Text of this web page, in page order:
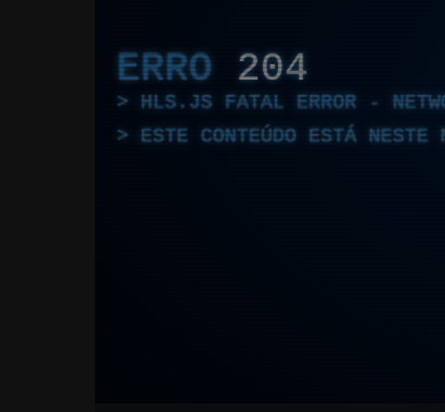
ERRO 204
HLS.JS FATAL ERROR -
ESTE CONTEÚDO ESTÁ NESTE